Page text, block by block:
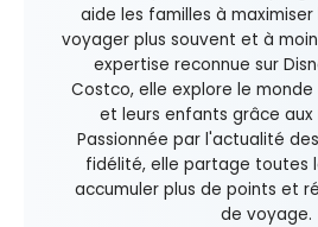
aide les familles à
voyager plus souvent et à
expertise reconnue sur
Costco, elle explore le
et leurs enfants grâce aux
Passionnée par l'actualité
fidélité, elle partage toutes
accumuler plus de points et
de voyage.